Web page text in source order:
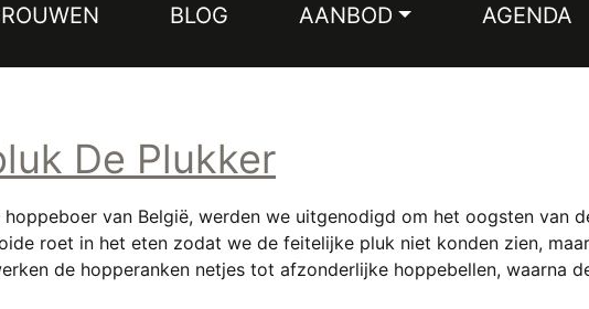
BLOG AANBOD AGENDA
De Plukker
van België, werden we uitgenodigd om het oogsten van
roet in het eten zodat we de feitelijke pluk niet konden zien,
de hopperanken netjes tot afzonderlijke hoppebellen,